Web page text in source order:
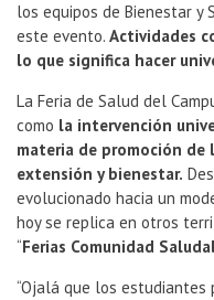
los equipos de Bienestar y
este evento. Actividades
lo que significa hacer
La Feria de Salud del
como la intervención
materia de promoción de
extensión y bienestar.
evolucionado hacia un
hoy se replica en otros
“Ferias Comunidad
“Ojalá que los estudiantes